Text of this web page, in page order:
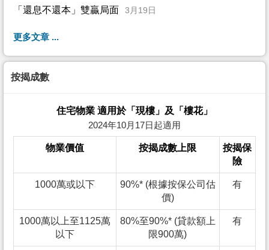
「還息不還本」雙贏局面 3月19日
更多文章 ...
按揭成數
住宅物業 適用於「現樓」及「樓花」
2024年10月17日起適用
物業價值 按揭成數上限
按揭保
險
1000萬或以下
90%* (根據按保公司估
價)
有
1000萬以上至1125萬
以下
80%至90%* (貸款額上
限900萬)
有